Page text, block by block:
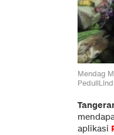
Mendag
aplikasi